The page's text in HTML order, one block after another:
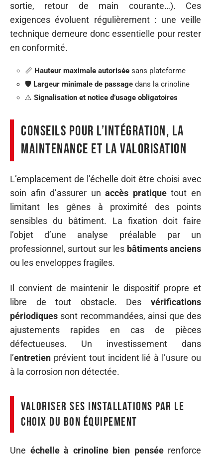
sortie, retour de main courante…). Ces
exigences évoluent régulièrement : une veille
technique demeure donc essentielle pour rester
en conformité.
📏 Hauteur maximale autorisée sans plateforme
🛡 Largeur minimale de passage dans la crinoline
⚠️ Signalisation et notice d’usage obligatoires
Conseils pour l’intégration, la
maintenance et la valorisation
L’emplacement de l’échelle doit être choisi avec
soin afin d’assurer unaccès pratiquetout en
limitant les gênes à proximité des points
sensibles du bâtiment. La fixation doit faire
l’objet d’une analyse préalable par un
professionnel, surtout sur les bâtiments anciens
ou les enveloppes fragiles.
Il convient de maintenir le dispositif propre et
libre de tout obstacle. Des vérifications
périodiques sont recommandées, ainsi que des
ajustements rapides en cas de pièces
défectueuses. Un investissement dans
l’entretien prévient tout incident lié à l’usure ou
à la corrosion non détectée.
Valoriser ses installations par le
choix du bon équipement
Une échelle à crinoline bien penséerenforce